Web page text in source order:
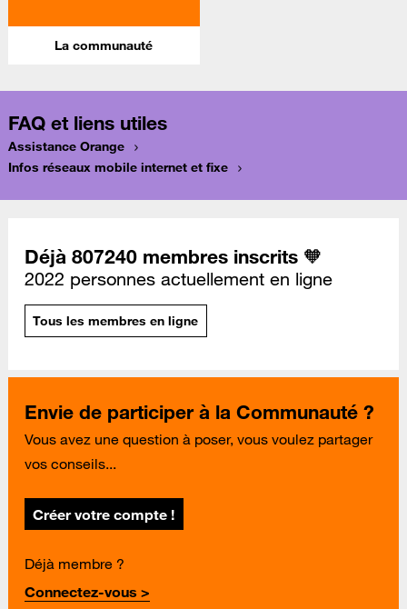
La communauté
FAQ et liens utiles
Assistance Orange
Infos réseaux mobile internet et fixe
Déjà 807240 membres inscrits 🧡
2022 personnes actuellement en ligne
Tous les membres en ligne
Envie de participer à la Communauté ?
Vous avez une question à poser, vous voulez partager
vos conseils...
Créer votre compte !
Déjà membre ?
Connectez-vous >